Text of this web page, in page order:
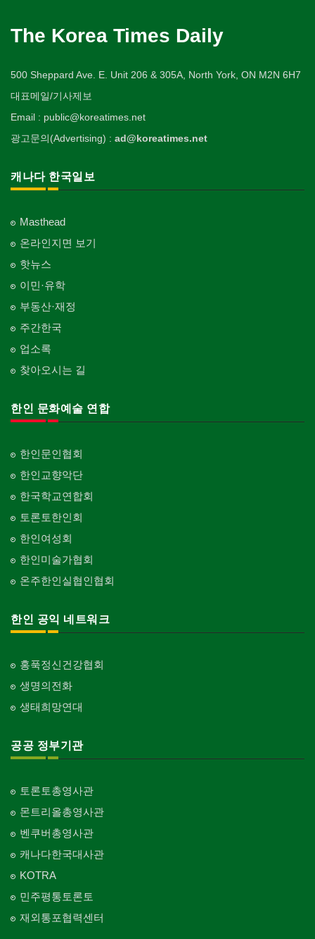
The Korea Times Daily
500 Sheppard Ave. E. Unit 206 & 305A, North York, ON M2N 6H7
대표메일/기사제보
Email : public@koreatimes.net
광고문의(Advertising) : ad@koreatimes.net
캐나다 한국일보
Masthead
온라인지면 보기
핫뉴스
이민·유학
부동산·재정
주간한국
업소록
찾아오시는 길
한인 문화예술 연합
한인문인협회
한인교향악단
한국학교연합회
토론토한인회
한인여성회
한인미술가협회
온주한인실협인협회
한인 공익 네트워크
홍푹정신건강협회
생명의전화
생태희망연대
공공 정부기관
토론토총영사관
몬트리올총영사관
벤쿠버총영사관
캐나다한국대사관
KOTRA
민주평통토론토
재외통포협력센터